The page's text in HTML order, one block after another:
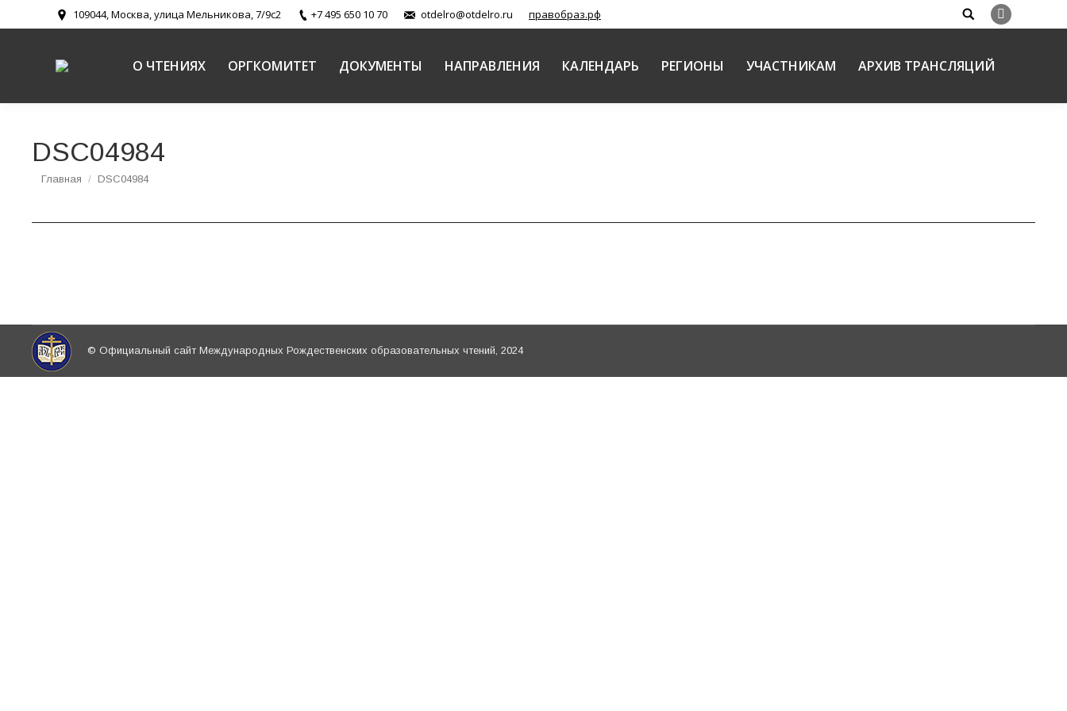
109044, Москва, улица Мельникова, 7/9с2 +7 495 650 10 70 otdelro@otdelro.ru правобраз.рф Search:
Вконтакте
О ЧТЕНИЯХ ОРГКОМИТЕТ ДОКУМЕНТЫ НАПРАВЛЕНИЯ КАЛЕНДАРЬ РЕГИОНЫ УЧАСТНИКАМ АРХИВ ТРАНСЛЯЦИЙ
DSC04984
Вы здесь:
Главная DSC04984
© Официальный сайт Международных Рождественских образовательных чтений, 2024